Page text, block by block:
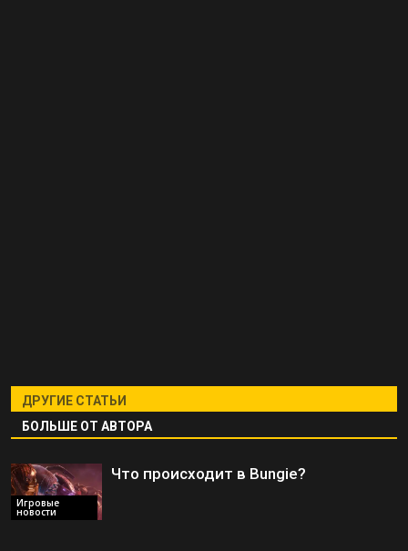
ДРУГИЕ СТАТЬИ
БОЛЬШЕ ОТ АВТОРА
Игровые
новости
Что происходит в Bungie?